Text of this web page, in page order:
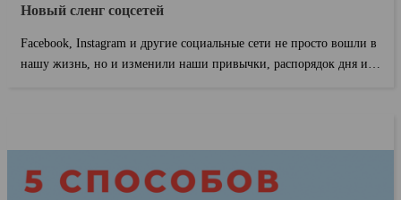
Новый сленг соцсетей
Facebook, Instagram и другие социальные сети не просто вошли в
нашу жизнь, но и изменили наши привычки, распорядок дня и,